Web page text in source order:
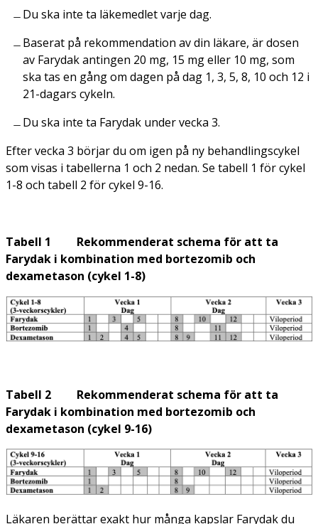
Du ska inte ta läkemedlet varje dag.
Baserat på rekommendation av din läkare, är dosen
av Farydak antingen 20 mg, 15 mg eller 10 mg, som
ska tas en gång om dagen på dag 1, 3, 5, 8, 10 och 12 i
21-dagars cykeln.
Du ska inte ta Farydak under vecka 3.
Efter vecka 3 börjar du om igen på ny behandlingscykel
som visas i tabellerna 1 och 2 nedan. Se tabell 1 för cykel
1-8 och tabell 2 för cykel 9-16.
Tabell 1 Rekommenderat schema för att ta
Farydak i kombination med bortezomib och
dexametason (cykel 1-8)
Tabell 2 Rekommenderat schema för att ta
Farydak i kombination med bortezomib och
dexametason (cykel 9-16)
Läkaren berättar exakt hur många kapslar Farydak du